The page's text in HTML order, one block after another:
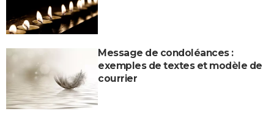
Message de condoléances :
exemples de textes et modèle de
courrier